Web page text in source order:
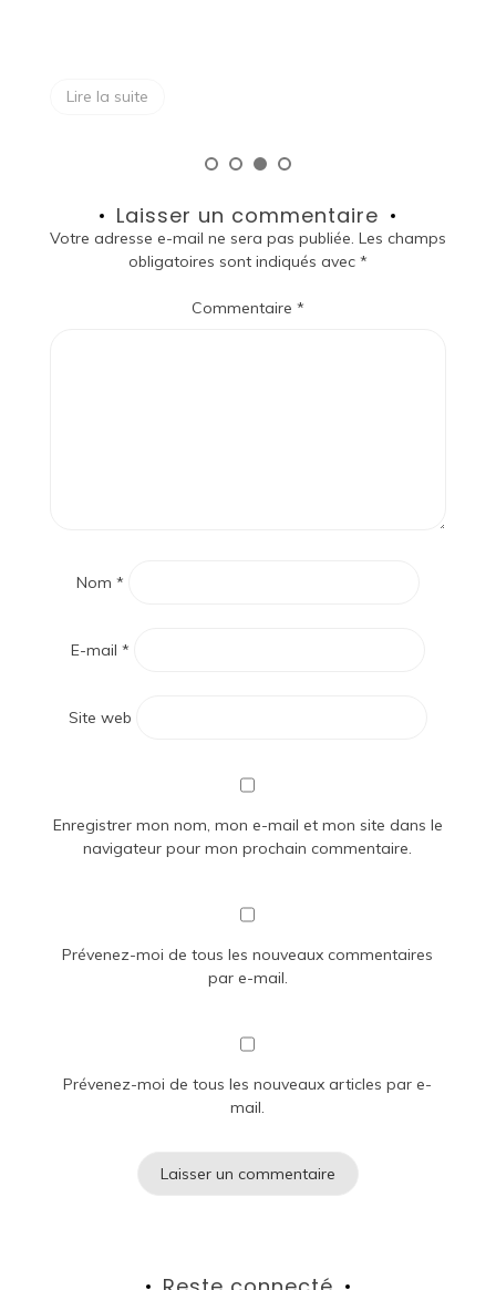
Lire la suite
Laisser un commentaire
Votre adresse e-mail ne sera pas publiée. Les champs
obligatoires sont indiqués avec *
Commentaire *
Nom *
E-mail *
Site web
Enregistrer mon nom, mon e-mail et mon site dans le
navigateur pour mon prochain commentaire.
Prévenez-moi de tous les nouveaux commentaires
par e-mail.
Prévenez-moi de tous les nouveaux articles par e-
mail.